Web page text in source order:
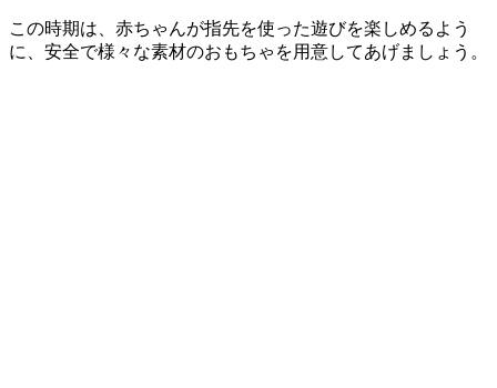
この時期は、赤ちゃんが指先を使った遊びを楽しめるよう
に、安全で様々な素材のおもちゃを用意してあげましょう。